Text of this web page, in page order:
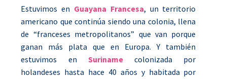
Estuvimos en Guayana Francesa, un territorio
americano que continúa siendo una colonia, llena
de “franceses metropolitanos” que van porque
ganan más plata que en Europa. Y también
estuvimos en Surinamecolonizada por
holandeses hasta hace 40 años y habitada por